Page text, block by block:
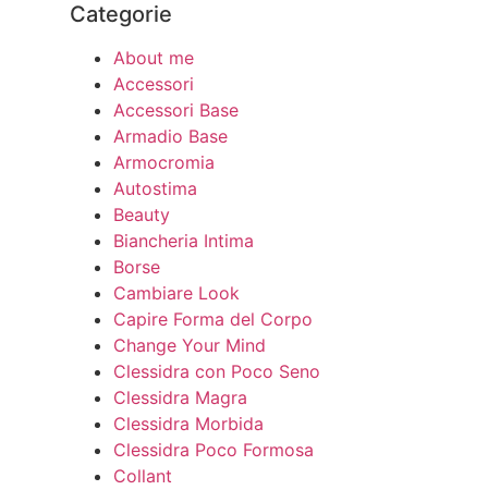
Categorie
About me
Accessori
Accessori Base
Armadio Base
Armocromia
Autostima
Beauty
Biancheria Intima
Borse
Cambiare Look
Capire Forma del Corpo
Change Your Mind
Clessidra con Poco Seno
Clessidra Magra
Clessidra Morbida
Clessidra Poco Formosa
Collant